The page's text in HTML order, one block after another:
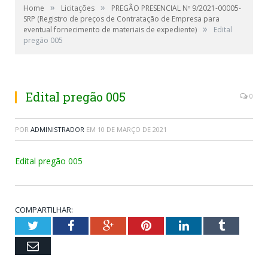
Home » Licitações »
PREGÃO PRESENCIAL Nº 9/2021-00005-
SRP (Registro de preços de Contratação de Empresa para
eventual fornecimento de materiais de expediente) »
Edital
pregão 005
Edital pregão 005 0
POR ADMINISTRADOR EM 10 DE MARÇO DE 2021
Edital pregão 005
COMPARTILHAR:
TwitterFacebookGoogle+PinterestLinkedInTumblr
Email